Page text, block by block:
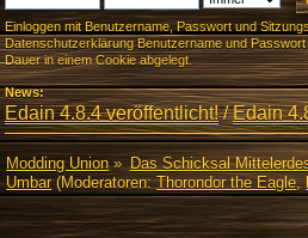
Einloggen mit Benutzername, Passwort und
Datenschutzerklärung Benutzername und
Dauer in einem Cookie abgelegt.
News:
Edain 4.8.4 veröffentlicht!/Edain
Modding Union» Das Schicksal
Umbar(Moderatoren:Thorondor the Eagle,